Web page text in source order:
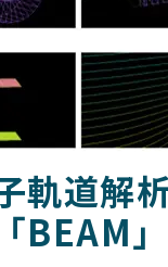
軌道解
BEAM」